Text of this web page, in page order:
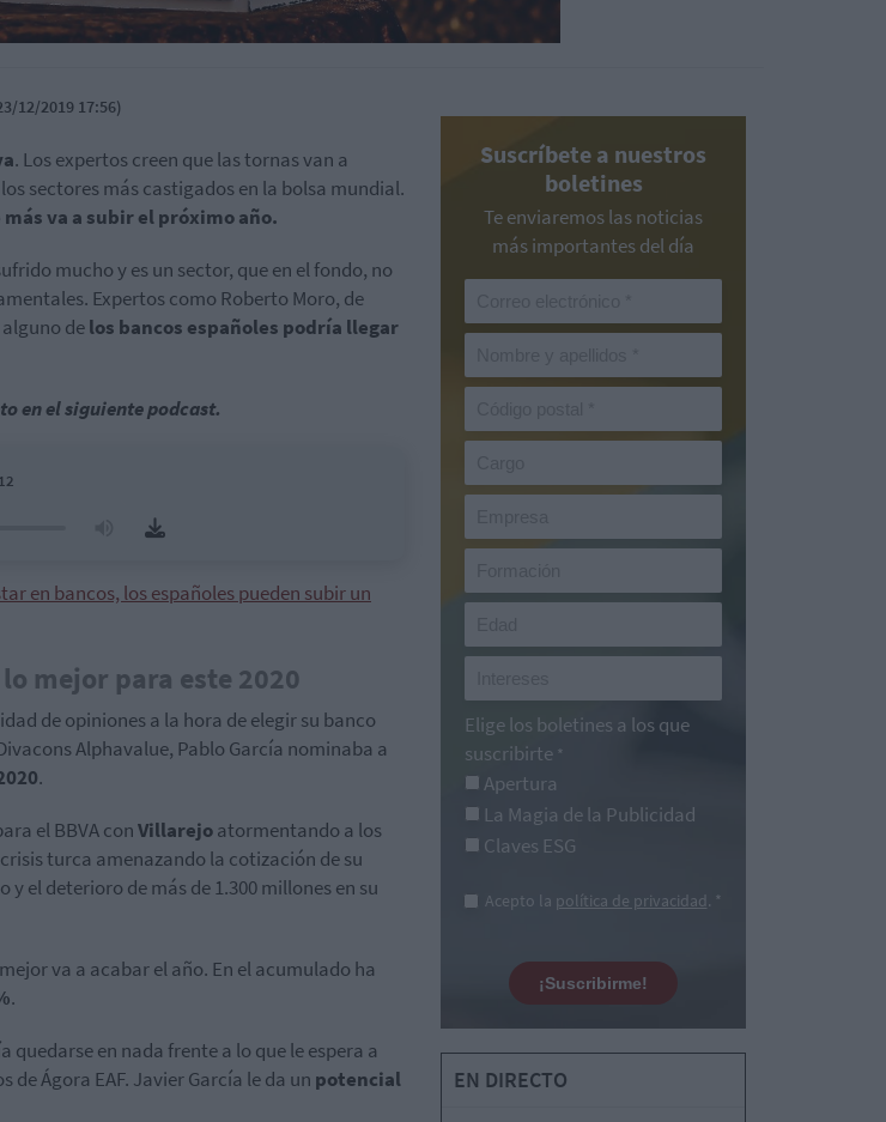
12/2019 17:56)
. Los expertos creen que las tornas van a
sectores más castigados en la bolsa mundial.
va a subir el próximo año.
mucho y es un sector, que en el fondo, no
Expertos como Roberto Moro, de
delos bancos españoles podría llegar
en el siguiente podcast.
en bancos, los españoles pueden subir un
mejor para este 2020
de opiniones a la hora de elegir su banco
Alphavalue, Pablo García nominaba a
.
el BBVA conVillarejoatormentando a los
turca amenazando la cotización de su
y el deterioro de más de 1.300 millones en su
va a acabar el año. En el acumulado ha
.
quedarse en nada frente a lo que le espera a
de Ágora EAF. Javier García le da un potencial
Suscríbete a nuestros
boletines
Te enviaremos las noticias
más importantes del día
Elige los boletines a los que
suscribirte *
Apertura
La Magia de la Publicidad
Claves ESG
Acepto la política de privacidad. *
¡Suscribirme!
EN DIRECTO